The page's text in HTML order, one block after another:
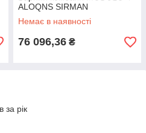
ALOQNS SIRMAN
Немає в наявності
76 096,36 ₴
за рік